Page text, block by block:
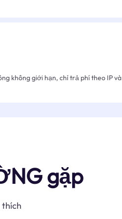
không giới hạn, chỉ trả phí theo IP và
gặp
thích